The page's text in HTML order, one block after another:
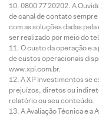
0800 77 20202. A
de canal de contato
com as soluções dadas
ser realizado por meio do
O custo da operação e
de custos operacionais
www.xpi.com.br.
A XP Investimentos se
prejuízos, diretos ou
relatório ou seu conteúdo.
A Avaliação Técnica e a